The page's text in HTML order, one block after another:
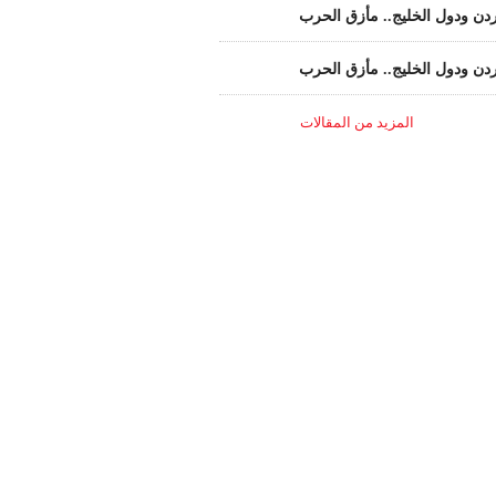
ودول الخليج.. مأزق الحرب
ودول الخليج.. مأزق الحرب
المزيد من المقالات